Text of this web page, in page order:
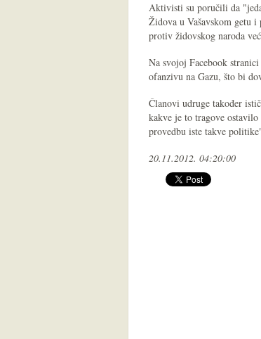
Aktivisti su poručili da
Židova u Vašavskom getu i
protiv židovskog naroda
Na svojoj Facebook
ofanzivu na Gazu, što bi
Članovi udruge također
kakve je to tragove
provedbu iste takve
20.11.2012. 04:20:00